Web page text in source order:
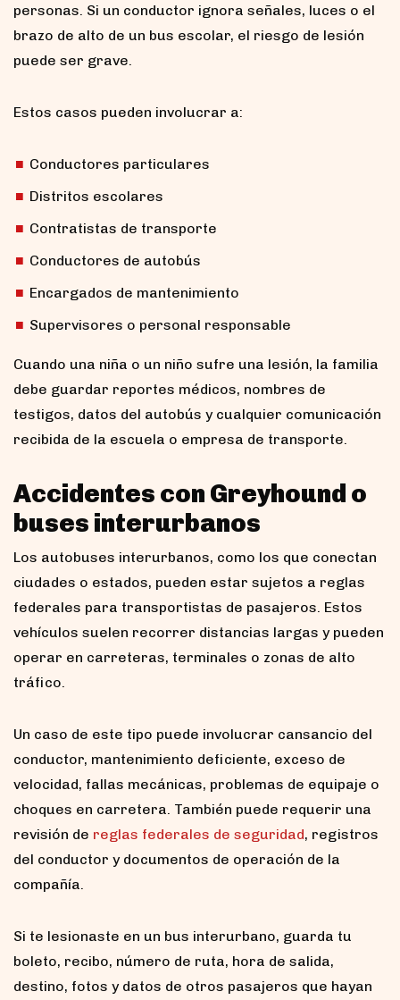
personas. Si un conductor ignora señales, luces o el
brazo de alto de un bus escolar, el riesgo de lesión
puede ser grave.
Estos casos pueden involucrar a:
Conductores particulares
Distritos escolares
Contratistas de transporte
Conductores de autobús
Encargados de mantenimiento
Supervisores o personal responsable
Cuando una niña o un niño sufre una lesión, la familia
debe guardar reportes médicos, nombres de
testigos, datos del autobús y cualquier comunicación
recibida de la escuela o empresa de transporte.
Accidentes con Greyhound o
buses interurbanos
Los autobuses interurbanos, como los que conectan
ciudades o estados, pueden estar sujetos a reglas
federales para transportistas de pasajeros. Estos
vehículos suelen recorrer distancias largas y pueden
operar en carreteras, terminales o zonas de alto
tráfico.
Un caso de este tipo puede involucrar cansancio del
conductor, mantenimiento deficiente, exceso de
velocidad, fallas mecánicas, problemas de equipaje o
choques en carretera. También puede requerir una
revisión de reglas federales de seguridad, registros
del conductor y documentos de operación de la
compañía.
Si te lesionaste en un bus interurbano, guarda tu
boleto, recibo, número de ruta, hora de salida,
destino, fotos y datos de otros pasajeros que hayan